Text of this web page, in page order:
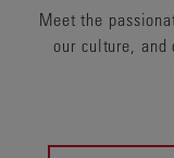
Meet the
our culture, and